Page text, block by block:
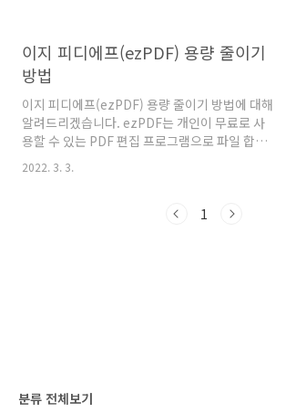
과물을 비교해 보겠습니다. PDF 파일을 한글파
일로 변환 PDF 파일을 한글파일로 변환하는 첫
번째 방법은 한글 프로그램에서 지원하는 기능을
이용하는 것입니다. 한글 프로그램을 실행한 후
PDF를 오피스 문서로 변환하기 메뉴를 선택합니
다. 변환 메뉴를 선택하니 대용량 문서는 최대
지 PDF 파일을 한글파일로 변환했더니 149쪽 한
이지 피디에프(ezPDF) 용량 줄이기
방법
이지 피디에프(ezPDF) 용량 줄이기 방법에 대해
알려드리겠습니다. ezPDF는 개인이 무료로 사
용할 수 있는 PDF 편집 프로그램으로 파일 합치
기, 나누기, 용량 줄이기 등등 다양한 기능을 지원
하고 있습니다. 오늘은 ezPDF 기능 중 파일 용량
PDF 용량 줄이기가 필요한 이유 PDF 용량 줄이
2022. 3. 3.
1
분류 전체보기